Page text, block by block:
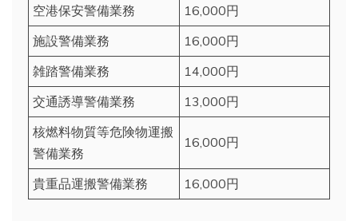
空港保安警備業務
16,000円
施設警備業務
16,000円
雑踏警備業務
14,000円
交通誘導警備業務
13,000円
核燃料物質等危険物運搬
警備業務
16,000円
貴重品運搬警備業務 16,000円